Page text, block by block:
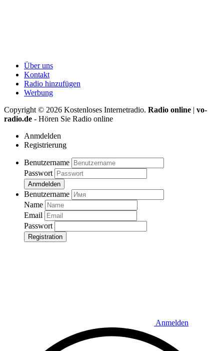
Über uns
Kontakt
Radio hinzufügen
Werbung
Copyright © 2026 Kostenloses Internetradio. Radio online | vo-
radio.de - Hören Sie Radio online
Anmdelden
Registrierung
Benutzername
Passwort
Anmdelden
Benutzername
Name
Email
Passwort
Registration
Anmelden